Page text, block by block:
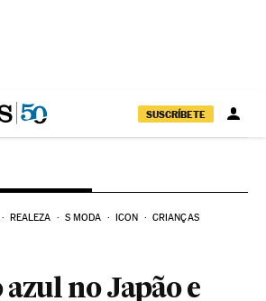
SUSCRÍBETE
REALEZA S MODA ICON CRIANÇAS
no Japão e